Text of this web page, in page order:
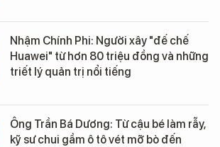
Nhậm Chính Phi: Người xây "đế chế
Huawei" từ hơn 80 triệu đồng và những
triết lý quản trị nổi tiếng
Ông Trần Bá Dương: Từ cậu bé làm rẫy,
kỹ sư chui gầm ô tô vét mỡ bò đến